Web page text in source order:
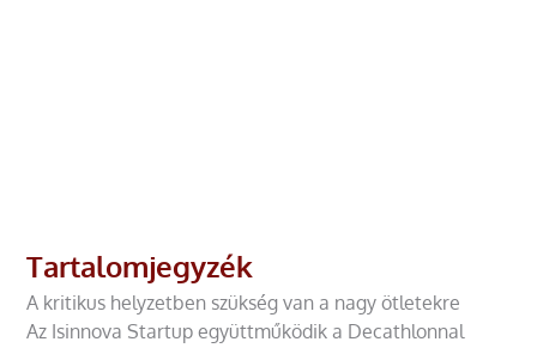
Tartalomjegyzék
A kritikus helyzetben szükség van a nagy ötletekre
Az Isinnova Startup együttműködik a Decathlonnal